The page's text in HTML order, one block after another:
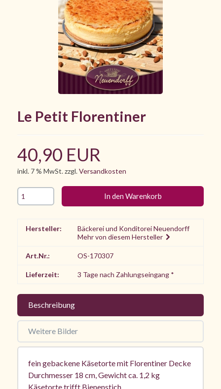
Le Petit Florentiner
40,90 EUR
inkl. 7 % MwSt. zzgl.Versandkosten
Hersteller:
Bäckerei und Konditorei Neuendorff
Mehr von diesem Hersteller
Art.Nr.: OS-170307
Lieferzeit: 3 Tage nach Zahlungseingang *
Beschreibung
Weitere Bilder
fein gebackene Käsetorte mit Florentiner Decke
Durchmesser 18 cm, Gewicht ca. 1,2 kg
Käsetorte trifft Bienenstich